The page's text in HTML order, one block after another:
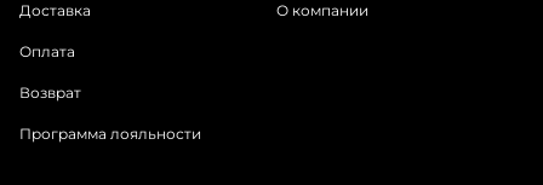
Доставка
Оплата
Возврат
Программа лояльности
О компании